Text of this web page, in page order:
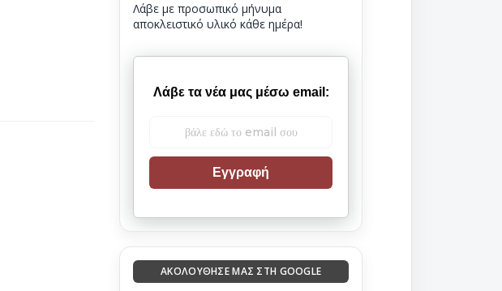
Λάβε με προσωπικό μήνυμα
αποκλειστικό υλικό κάθε ημέρα!
Λάβε τα νέα μας μέσω email:
Εγγραφή
ΑΚΟΛΟΎΘΗΣΈ ΜΑΣ ΣΤΗ GOOGLE